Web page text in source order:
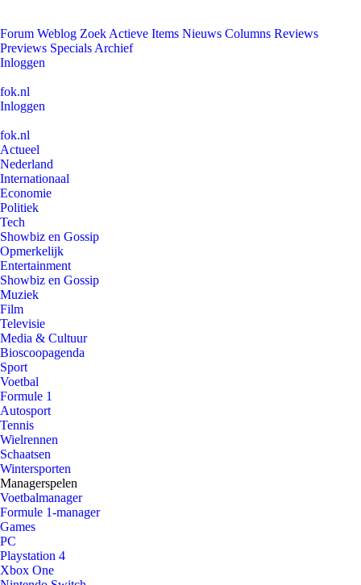
Forum Weblog Zoek Actieve Items Nieuws Columns Reviews
Previews Specials Archief
Inloggen
fok.nl
Inloggen
fok.nl
Actueel
Nederland
Internationaal
Economie
Politiek
Tech
Showbiz en Gossip
Opmerkelijk
Entertainment
Showbiz en Gossip
Muziek
Film
Televisie
Media & Cultuur
Bioscoopagenda
Sport
Voetbal
Formule 1
Autosport
Tennis
Wielrennen
Schaatsen
Wintersporten
Managerspelen
Voetbalmanager
Formule 1-manager
Games
PC
Playstation 4
Xbox One